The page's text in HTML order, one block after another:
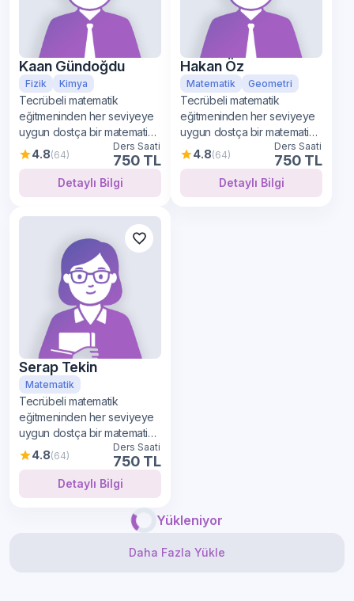
Kaan Gündoğdu
Fizik Kimya
Tecrübeli matematik
eğitmeninden her seviyeye
uygun dostça bir matematik
öğrenimi
4.8(64)
Ders Saati
750 TL
Detaylı Bilgi
Hakan Öz
Matematik Geometri
Tecrübeli matematik
eğitmeninden her seviyeye
uygun dostça bir matematik
öğrenimi
4.8(64)
Ders Saati
750 TL
Detaylı Bilgi
Serap Tekin
Matematik
Tecrübeli matematik
eğitmeninden her seviyeye
uygun dostça bir matematik
öğrenimi
4.8(64)
Ders Saati
750 TL
Detaylı Bilgi
Yükleniyor
Daha Fazla Yükle